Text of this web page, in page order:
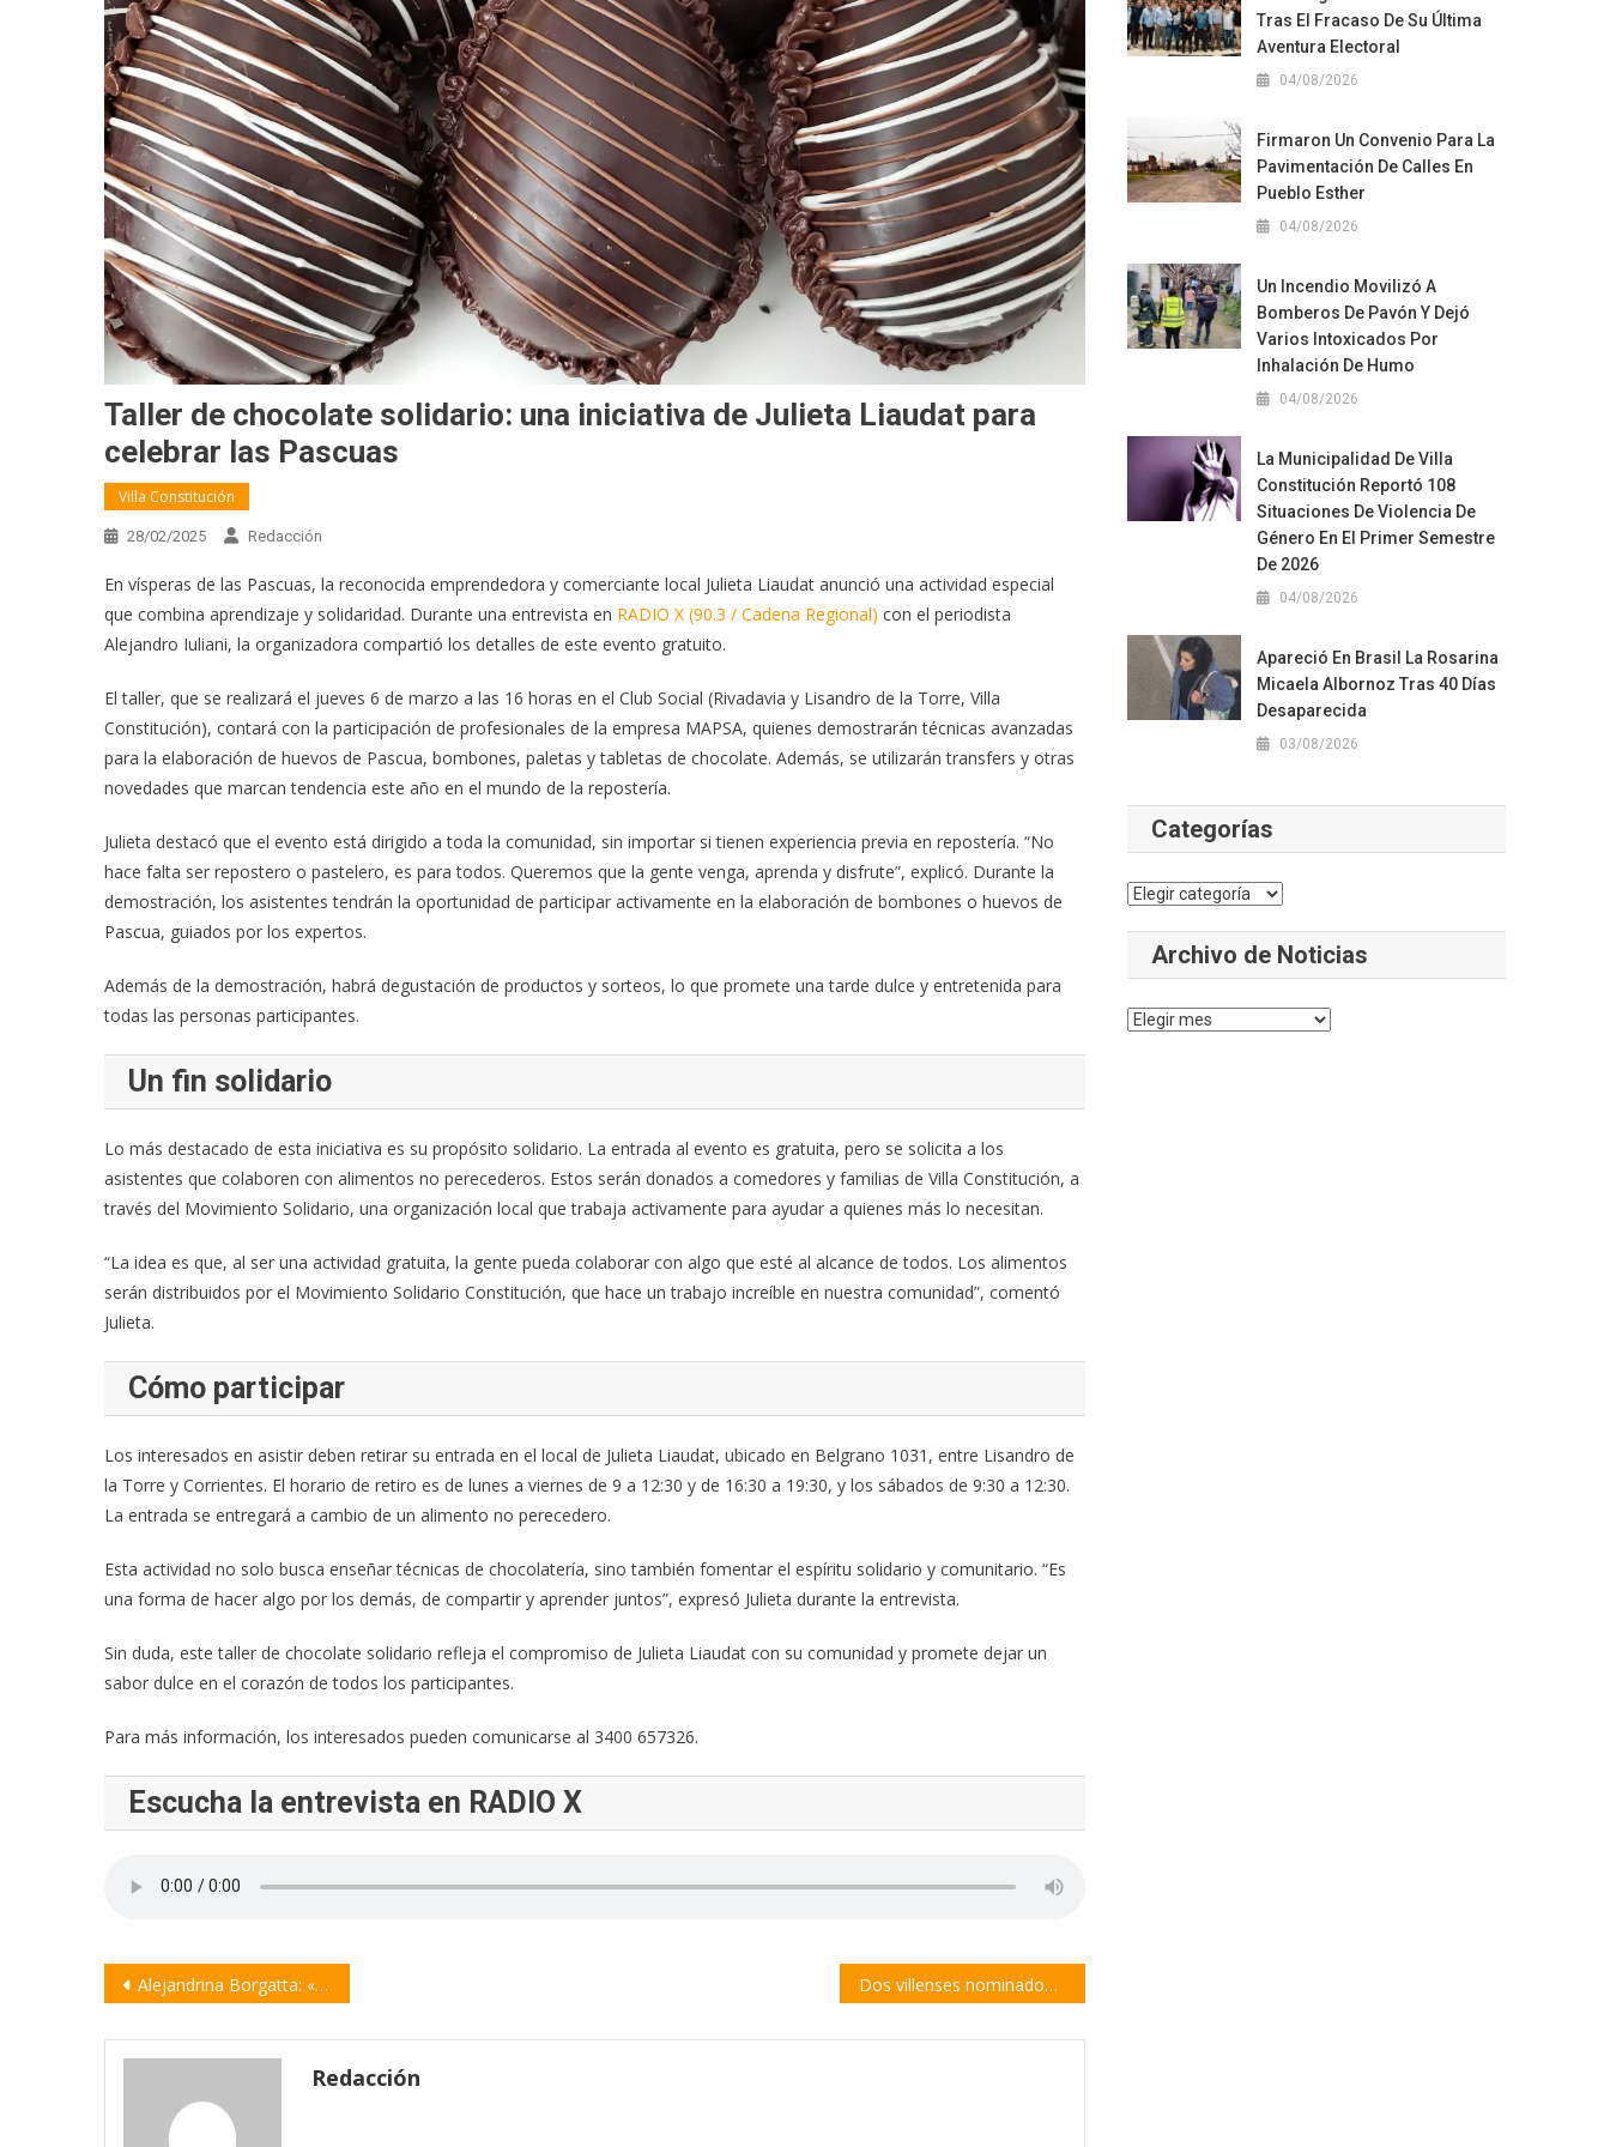
Taller de chocolate solidario: una iniciativa de Julieta Liaudat para
celebrar las Pascuas
Villa Constitución
28/02/2025 Redacción
En vísperas de las Pascuas, la reconocida emprendedora y comerciante local Julieta Liaudat anunció una actividad especial
que combina aprendizaje y solidaridad. Durante una entrevista en RADIO X (90.3 / Cadena Regional) con el periodista
Alejandro Iuliani, la organizadora compartió los detalles de este evento gratuito.
El taller, que se realizará el jueves 6 de marzo a las 16 horas en el Club Social (Rivadavia y Lisandro de la Torre, Villa
Constitución), contará con la participación de profesionales de la empresa MAPSA, quienes demostrarán técnicas avanzadas
para la elaboración de huevos de Pascua, bombones, paletas y tabletas de chocolate. Además, se utilizarán transfers y otras
novedades que marcan tendencia este año en el mundo de la repostería.
Julieta destacó que el evento está dirigido a toda la comunidad, sin importar si tienen experiencia previa en repostería. “No
hace falta ser repostero o pastelero, es para todos. Queremos que la gente venga, aprenda y disfrute”, explicó. Durante la
demostración, los asistentes tendrán la oportunidad de participar activamente en la elaboración de bombones o huevos de
Pascua, guiados por los expertos.
Además de la demostración, habrá degustación de productos y sorteos, lo que promete una tarde dulce y entretenida para
todas las personas participantes.
Un fin solidario
Lo más destacado de esta iniciativa es su propósito solidario. La entrada al evento es gratuita, pero se solicita a los
asistentes que colaboren con alimentos no perecederos. Estos serán donados a comedores y familias de Villa Constitución, a
través del Movimiento Solidario, una organización local que trabaja activamente para ayudar a quienes más lo necesitan.
“La idea es que, al ser una actividad gratuita, la gente pueda colaborar con algo que esté al alcance de todos. Los alimentos
serán distribuidos por el Movimiento Solidario Constitución, que hace un trabajo increíble en nuestra comunidad”, comentó
Julieta.
Cómo participar
Los interesados en asistir deben retirar su entrada en el local de Julieta Liaudat, ubicado en Belgrano 1031, entre Lisandro de
la Torre y Corrientes. El horario de retiro es de lunes a viernes de 9 a 12:30 y de 16:30 a 19:30, y los sábados de 9:30 a 12:30.
La entrada se entregará a cambio de un alimento no perecedero.
Esta actividad no solo busca enseñar técnicas de chocolatería, sino también fomentar el espíritu solidario y comunitario. “Es
una forma de hacer algo por los demás, de compartir y aprender juntos”, expresó Julieta durante la entrevista.
Sin duda, este taller de chocolate solidario refleja el compromiso de Julieta Liaudat con su comunidad y promete dejar un
sabor dulce en el corazón de todos los participantes.
Para más información, los interesados pueden comunicarse al 3400 657326.
Escucha la entrevista en RADIO X
Navegación
entradas
Alejandrina Borgatta: «Siempre demostramos coherencia y priorizamos a nuestra comunidad» Dos villenses nominados al premio nacional más importante en el mundo de la historieta
Redacción
Tras El Fracaso De Su Última
Aventura Electoral
04/08/2026
Firmaron Un Convenio Para La
Pavimentación De Calles En
Pueblo Esther
04/08/2026
Un Incendio Movilizó A
Bomberos De Pavón Y Dejó
Varios Intoxicados Por
Inhalación De Humo
04/08/2026
La Municipalidad De Villa
Constitución Reportó 108
Situaciones De Violencia De
Género En El Primer Semestre
De 2026
04/08/2026
Apareció En Brasil La Rosarina
Micaela Albornoz Tras 40 Días
Desaparecida
03/08/2026
Categorías
Categorías
Archivo de Noticias
Archivo